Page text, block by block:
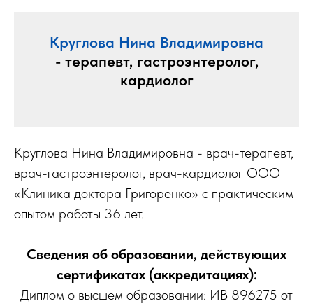
Круглова Нина Владимировна
- терапевт, гастроэнтеролог,
кардиолог
Круглова Нина Владимировна - врач-терапевт,
врач-гастроэнтеролог, врач-кардиолог ООО
«Клиника доктора Григоренко» с практическим
опытом работы 36 лет.
Сведения об образовании, действующих
сертификатах (аккредитациях):
Диплом о высшем образовании: ИВ 896275 от